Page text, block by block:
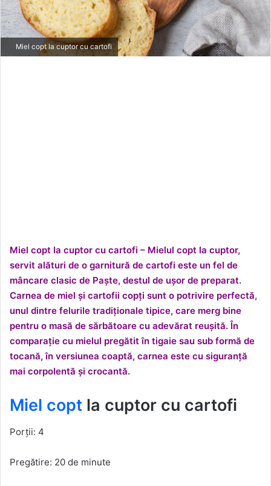
Miel copt la cuptor cu cartofi
Miel copt la cuptor cu cartofi – Mielul copt la cuptor,
servit alături de o garnitură de cartofi este un fel de
mâncare clasic de Paște, destul de ușor de preparat.
Carnea de miel și cartofii copți sunt o potrivire perfectă,
unul dintre felurile tradiționale tipice, care merg bine
pentru o masă de sărbătoare cu adevărat reușită. În
comparație cu mielul pregătit în tigaie sau sub formă de
tocană, în versiunea coaptă, carnea este cu siguranță
mai corpolentă și crocantă.
Miel copt la cuptor cu cartofi
Porții: 4
Pregătire: 20 de minute